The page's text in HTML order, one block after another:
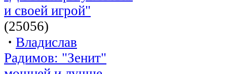
и своей игрой"
(25056)
· Владислав
Радимов: "Зенит"